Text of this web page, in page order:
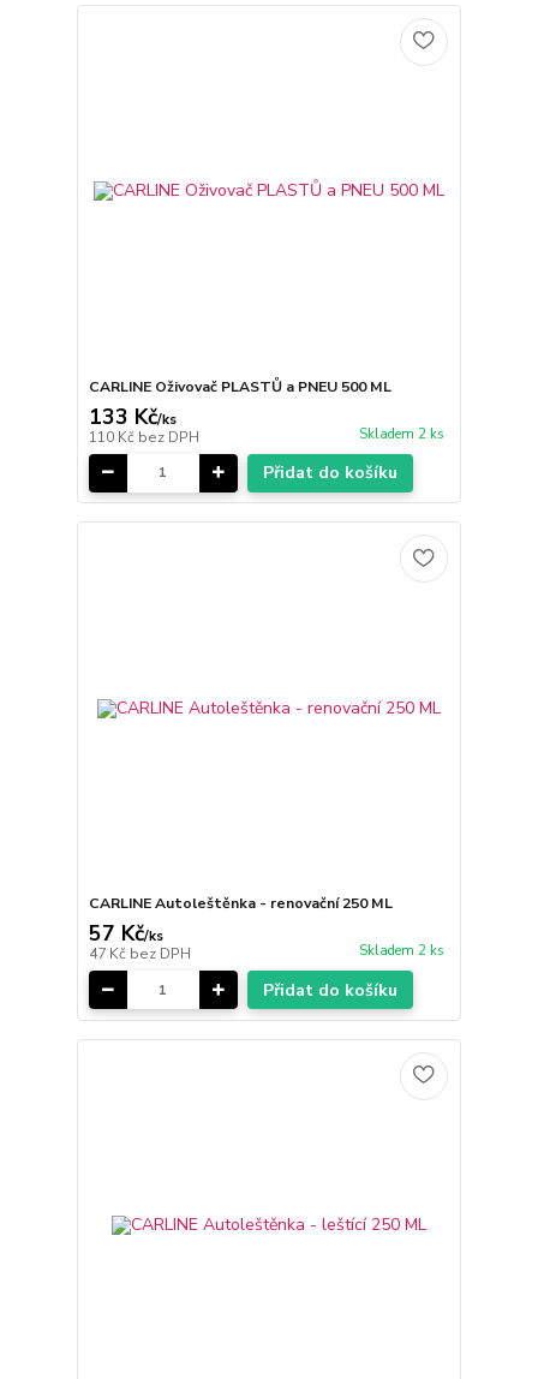
CARLINE Oživovač PLASTŮ a PNEU 500 ML
133 Kč/ks
110 Kč bez DPH Skladem 2 ks
Přidat do košíku
CARLINE Autoleštěnka - renovační 250 ML
57 Kč/ks
47 Kč bez DPH Skladem 2 ks
Přidat do košíku